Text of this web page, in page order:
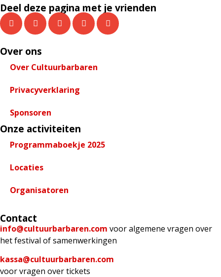
Deel deze pagina met je vrienden
Over ons
Over Cultuurbarbaren
Privacyverklaring
Sponsoren
Onze activiteiten
Programmaboekje 2025
Locaties
Organisatoren
Contact
info@cultuurbarbaren.com voor algemene vragen over
het festival of samenwerkingen
kassa@cultuurbarbaren.com
voor vragen over tickets